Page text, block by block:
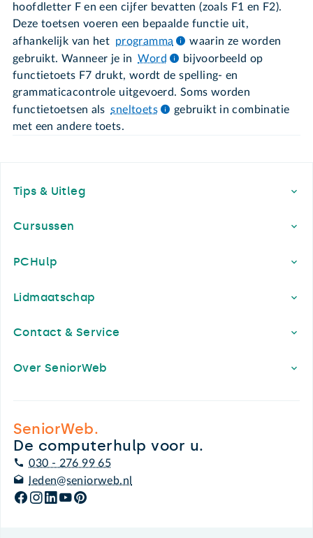
hoofdletter F en een cijfer bevatten (zoals F1 en F2).
Deze toetsen voeren een bepaalde functie uit,
afhankelijk van het programma
waarin ze worden
gebruikt. Wanneer je in Word
bijvoorbeeld op
functietoets F7 drukt, wordt de spelling- en
grammaticacontrole uitgevoerd. Soms worden
functietoetsen als sneltoets
gebruikt in combinatie
met een andere toets.
Tips & Uitleg
Cursussen
PCHulp
Lidmaatschap
Contact & Service
Over SeniorWeb
SeniorWeb.
De computerhulp voor u.
030 - 276 99 65
leden@seniorweb.nl